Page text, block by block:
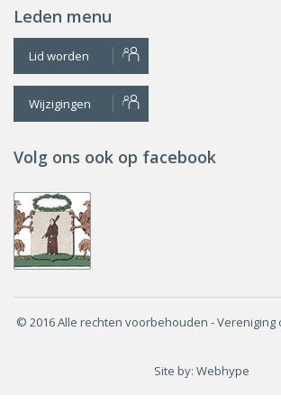
Leden menu
Lid worden
Wijzigingen
Volg ons ook op facebook
© 2016 Alle rechten voorbehouden - Vereniging
Site by: Webhype